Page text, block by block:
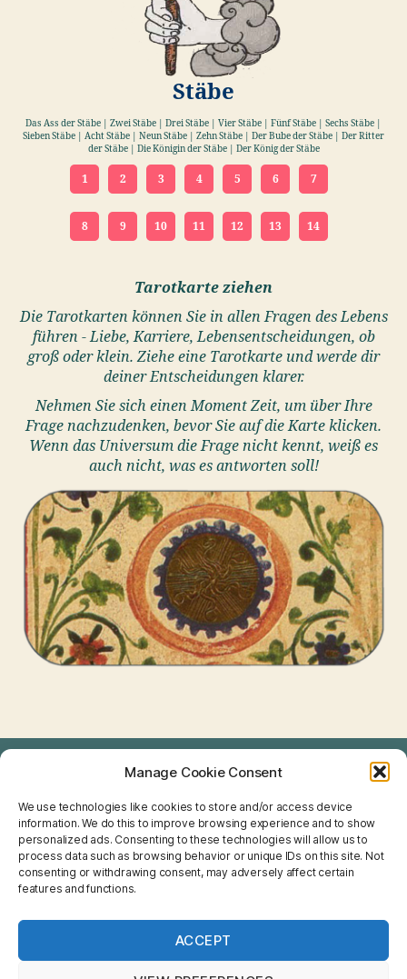
Manage Cookie Consent
We use technologies like cookies to store and/or access device
information. We do this to improve browsing experience and to show
personalized ads. Consenting to these technologies will allow us to
process data such as browsing behavior or unique IDs on this site. Not
consenting or withdrawing consent, may adversely affect certain
features and functions.
ACCEPT
Stäbe
Das Ass der Stäbe | Zwei Stäbe | Drei Stäbe | Vier Stäbe | Fünf Stäbe | Sechs Stäbe |
Sieben Stäbe | Acht Stäbe | Neun Stäbe | Zehn Stäbe | Der Bube der Stäbe | Der Ritter
der Stäbe | Die Königin der Stäbe | Der König der Stäbe
1 2 3 4 5 6 7
8 9 10 11 12 13 14
Tarotkarte ziehen
Die Tarotkarten können Sie in allen Fragen des Lebens
führen - Liebe, Karriere, Lebensentscheidungen, ob
groß oder klein. Ziehe eine Tarotkarte und werde dir
deiner Entscheidungen klarer.
Nehmen Sie sich einen Moment Zeit, um über Ihre
Frage nachzudenken, bevor Sie auf die Karte klicken.
Wenn das Universum die Frage nicht kennt, weiß es
auch nicht, was es antworten soll!
I CHING
NUMEROLOGIE
FENG SHUI
HOROSKOPE